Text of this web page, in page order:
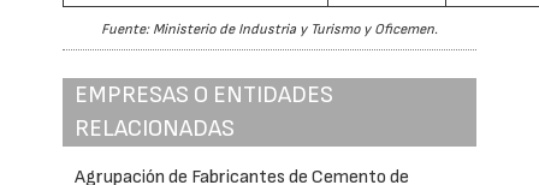
Fuente: Ministerio de Industria y Turismo y Oficemen.
EMPRESAS O ENTIDADES
RELACIONADAS
Agrupación de Fabricantes de Cemento de